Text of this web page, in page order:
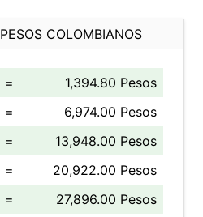
COLOMBIANOS
=
1,394.80 Pesos
=
6,974.00 Pesos
=
13,948.00 Pesos
=
20,922.00 Pesos
=
27,896.00 Pesos